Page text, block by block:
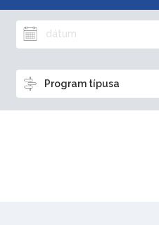
Program típusa